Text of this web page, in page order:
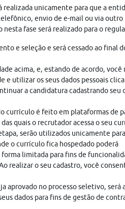
realizada unicamente para que a
envio de e-mail ou via outro
fase será realizado para o
e seleção e será cessado ao final
acima, e, estando de acordo, você
utilizar os seus dados pessoais
a candidatura cadastrando seu
currículo é feito em plataformas de
quais o recrutador acessa o seu
serão utilizados unicamente
o currículo fica hospedado poderá
limitada para fins de
realizar o seu cadastro, você
aprovado no processo seletivo, será
dados para fins de gestão de